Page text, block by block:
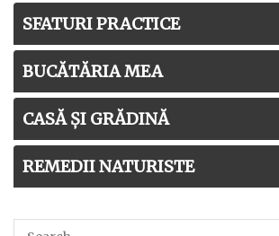
SFATURI PRACTICE
BUCĂTĂRIA MEA
CASĂ ȘI GRĂDINĂ
REMEDII NATURISTE